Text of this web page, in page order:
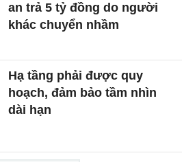
an trả 5 tỷ đồng do người
khác chuyển nhầm
Hạ tầng phải được quy
hoạch, đảm bảo tầm nhìn
dài hạn